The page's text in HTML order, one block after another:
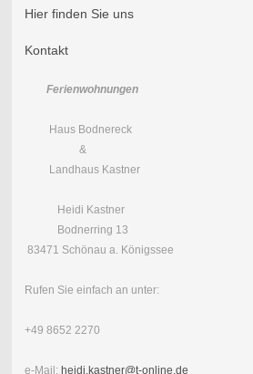
Hier finden Sie uns
Kontakt
Ferienwohnungen
Haus Bodnereck
&
Landhaus Kastner
Heidi Kastner
Bodnerring 13
83471 Schönau a. Königssee
Rufen Sie einfach an unter:
+49 8652 2270
e-Mail: heidi.kastner@t-online.de